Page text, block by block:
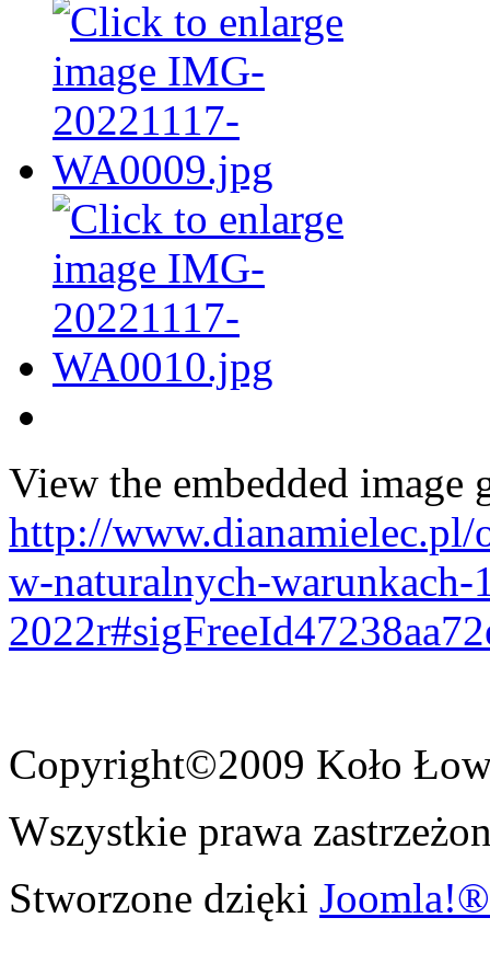
View the embedded image
http://www.dianamielec.pl/
w-naturalnych-warunkach-
Copyright©2009 Koło
Wszystkie prawa
Stworzone dzięki Joomla!®